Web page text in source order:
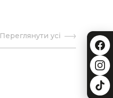
Переглянути усі